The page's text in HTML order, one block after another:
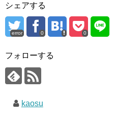
シェアする
error 0 0
フォローする
kaosu